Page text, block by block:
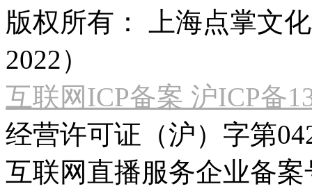
版权所有：
上海点掌文
2022）
互联网ICP备案 沪ICP备
经营许可证（沪）字第
互联网直播服务企业备案